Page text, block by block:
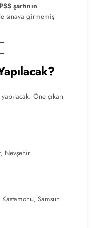
şartının
sınava girmemiş
Öne çıkan
Nevşehir
Samsun